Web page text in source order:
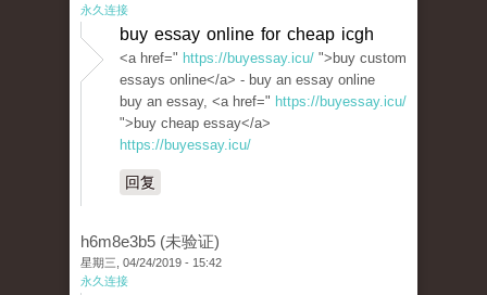
永久连接
buy essay online for cheap icgh
<a href=" https://buyessay.icu/ ">buy custom
essays online</a> - buy an essay online
buy an essay, <a href=" https://buyessay.icu/
">buy cheap essay</a>
https://buyessay.icu/
回复
h6m8e3b5 (未验证)
星期三, 04/24/2019 - 15:42
永久连接